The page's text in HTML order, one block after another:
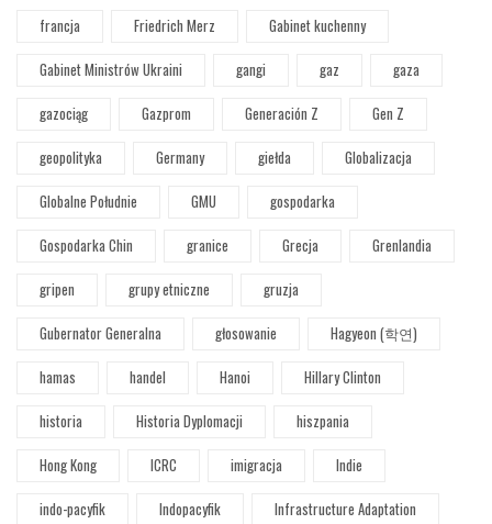
francja
Friedrich Merz
Gabinet kuchenny
Gabinet Ministrów Ukraini
gangi gaz
gaza
gazociąg
Gazprom Generación Z
Gen Z
geopolityka
Germany giełda
Globalizacja
Globalne Południe
GMU
gospodarka
Gospodarka Chin
granice Grecja
Grenlandia
gripen
grupy etniczne
gruzja
Gubernator Generalna
głosowanie
Hagyeon (학연)
hamas
handel Hanoi
Hillary Clinton
historia
Historia Dyplomacji
hiszpania
Hong Kong
ICRC imigracja
Indie
indo-pacyfik
Indopacyfik
Infrastructure Adaptation